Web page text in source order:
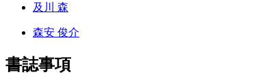
及川 森
森安 俊介
書誌事項